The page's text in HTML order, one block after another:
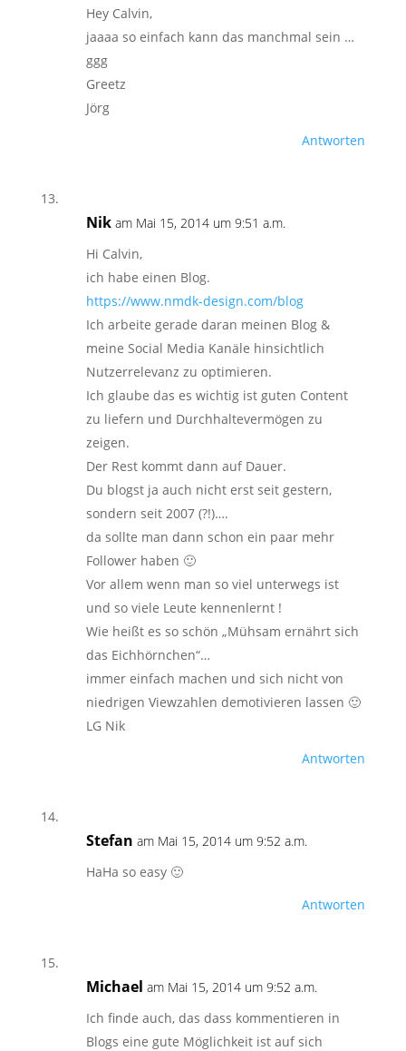
Hey Calvin,
jaaaa so einfach kann das manchmal sein …
ggg
Greetz
Jörg
Antworten
Nik am Mai 15, 2014 um 9:51 a.m.
Hi Calvin,
ich habe einen Blog.
https://www.nmdk-design.com/blog
Ich arbeite gerade daran meinen Blog &
meine Social Media Kanäle hinsichtlich
Nutzerrelevanz zu optimieren.
Ich glaube das es wichtig ist guten Content
zu liefern und Durchhaltevermögen zu
zeigen.
Der Rest kommt dann auf Dauer.
Du blogst ja auch nicht erst seit gestern,
sondern seit 2007 (?!)….
da sollte man dann schon ein paar mehr
Follower haben 🙂
Vor allem wenn man so viel unterwegs ist
und so viele Leute kennenlernt !
Wie heißt es so schön „Mühsam ernährt sich
das Eichhörnchen“…
immer einfach machen und sich nicht von
niedrigen Viewzahlen demotivieren lassen 🙂
LG Nik
Antworten
Stefan am Mai 15, 2014 um 9:52 a.m.
HaHa so easy 🙂
Antworten
Michael am Mai 15, 2014 um 9:52 a.m.
Ich finde auch, das dass kommentieren in
Blogs eine gute Möglichkeit ist auf sich